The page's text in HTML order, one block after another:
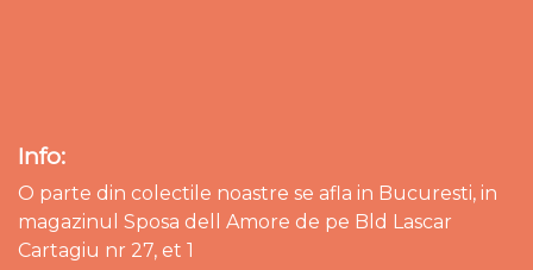
Info:
O parte din colectile noastre se afla in Bucuresti, in
magazinul Sposa dell Amore de pe Bld Lascar
Cartagiu nr 27, et 1